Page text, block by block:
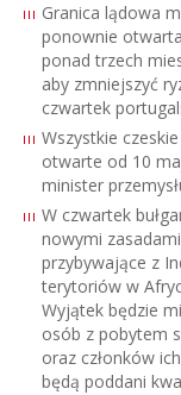
Granica lądowa
ponownie
ponad trzech
aby zmniejszyć
czwartek
Wszystkie
otwarte od 10
minister
W czwartek
nowymi
przybywające z
terytoriów w
Wyjątek będzie
osób z pobytem
oraz członków
będą poddani